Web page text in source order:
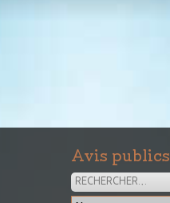
Avis publics